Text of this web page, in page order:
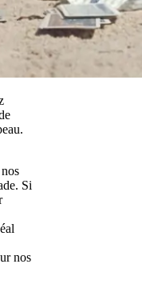
Si
nos